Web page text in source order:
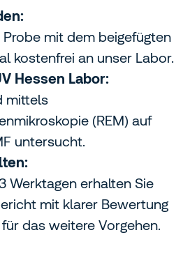
Probe mit dem beigefügten
kostenfrei an unser Labor.
Hessen Labor:
mittels
(REM) auf
untersucht.
Werktagen erhalten Sie
mit klarer Bewertung
das weitere Vorgehen.